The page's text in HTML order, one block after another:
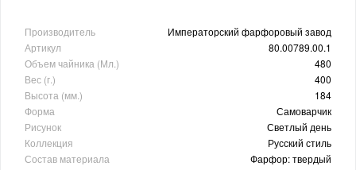
Производитель
Императорский фарфоровый завод
Артикул
80.00789.00.1
Объем чайника (Мл.)
480
Вес (г.)
400
Высота (мм.)
184
Форма
Самоварчик
Рисунок
Светлый день
Коллекция
Русский стиль
Состав материала
Фарфор: твердый